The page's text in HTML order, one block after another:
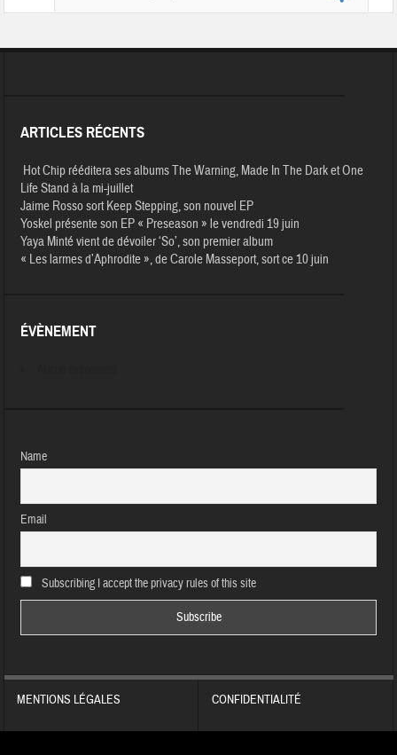
ARTICLES RÉCENTS
Hot Chip rééditera ses albums The Warning, Made In The Dark et One
Life Stand à la mi-juillet
Jaime Rosso sort Keep Stepping, son nouvel EP
Yoskel présente son EP « Preseason » le vendredi 19 juin
Yaya Minté vient de dévoiler ‘So’, son premier album
« Les larmes d’Aphrodite », de Carole Masseport, sort ce 10 juin
ÉVÈNEMENT
Name
Email
Subscribing I accept the privacy rules of this site
MENTIONS LÉGALES CONFIDENTIALITÉ